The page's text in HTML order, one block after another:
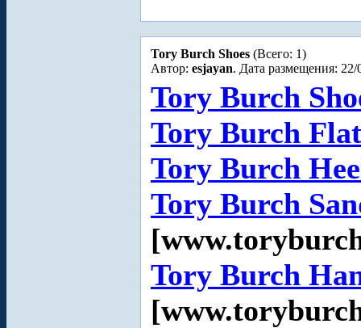
Tory Burch Shoes (Всего: 1)
Автор: esjayan. Дата размещения: 22/
Tory Burch
Tory Burch
Tory Burch
Tory Burch
Tory Burch